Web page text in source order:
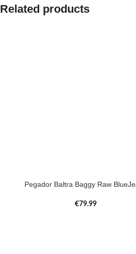
Related products
Pegador Baltra Baggy Raw
€79.99